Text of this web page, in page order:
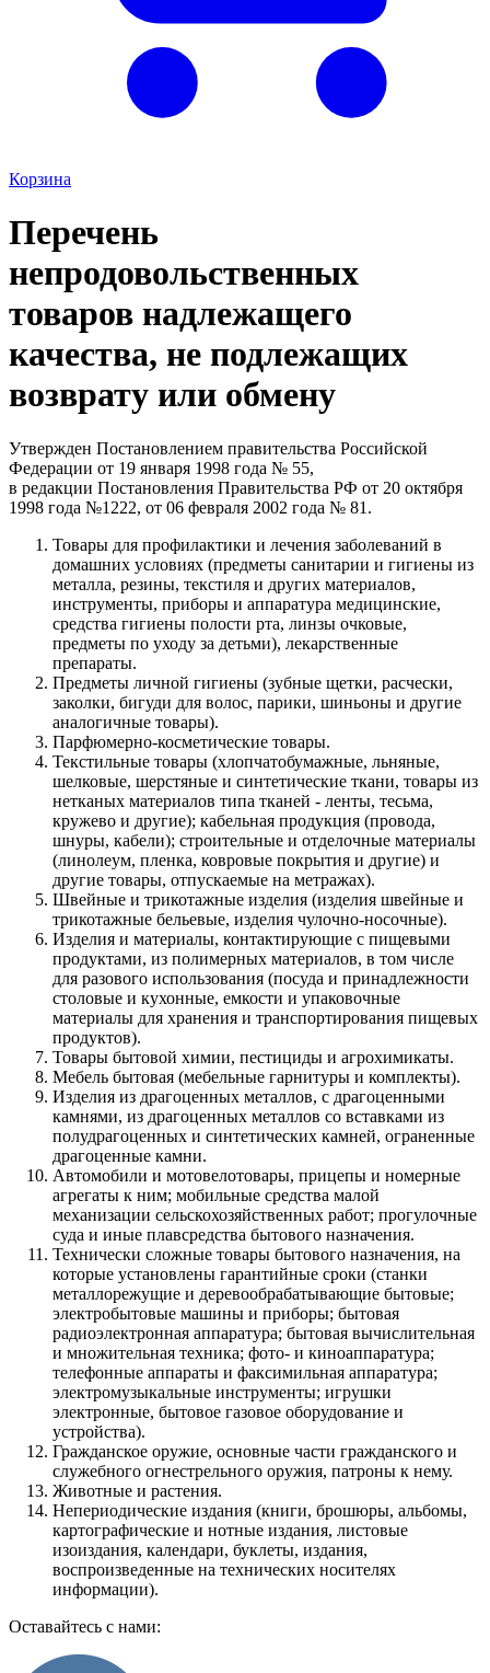
Корзина
Перечень
непродовольственных
товаров надлежащего
качества, не подлежащих
возврату или обмену
Утвержден Постановлением правительства Российской
Федерации от 19 января 1998 года № 55,
в редакции Постановления Правительства РФ от 20 октября
1998 года №1222, от 06 февраля 2002 года № 81.
Товары для профилактики и лечения заболеваний в
домашних условиях (предметы санитарии и гигиены из
металла, резины, текстиля и других материалов,
инструменты, приборы и аппаратура медицинские,
средства гигиены полости рта, линзы очковые,
предметы по уходу за детьми), лекарственные
препараты.
Предметы личной гигиены (зубные щетки, расчески,
заколки, бигуди для волос, парики, шиньоны и другие
аналогичные товары).
Парфюмерно-косметические товары.
Текстильные товары (хлопчатобумажные, льняные,
шелковые, шерстяные и синтетические ткани, товары из
нетканых материалов типа тканей - ленты, тесьма,
кружево и другие); кабельная продукция (провода,
шнуры, кабели); строительные и отделочные материалы
(линолеум, пленка, ковровые покрытия и другие) и
другие товары, отпускаемые на метражах).
Швейные и трикотажные изделия (изделия швейные и
трикотажные бельевые, изделия чулочно-носочные).
Изделия и материалы, контактирующие с пищевыми
продуктами, из полимерных материалов, в том числе
для разового использования (посуда и принадлежности
столовые и кухонные, емкости и упаковочные
материалы для хранения и транспортирования пищевых
продуктов).
Товары бытовой химии, пестициды и агрохимикаты.
Мебель бытовая (мебельные гарнитуры и комплекты).
Изделия из драгоценных металлов, с драгоценными
камнями, из драгоценных металлов со вставками из
полудрагоценных и синтетических камней, ограненные
драгоценные камни.
Автомобили и мотовелотовары, прицепы и номерные
агрегаты к ним; мобильные средства малой
механизации сельскохозяйственных работ; прогулочные
суда и иные плавсредства бытового назначения.
Технически сложные товары бытового назначения, на
которые установлены гарантийные сроки (станки
металлорежущие и деревообрабатывающие бытовые;
электробытовые машины и приборы; бытовая
радиоэлектронная аппаратура; бытовая вычислительная
и множительная техника; фото- и киноаппаратура;
телефонные аппараты и факсимильная аппаратура;
электромузыкальные инструменты; игрушки
электронные, бытовое газовое оборудование и
устройства).
Гражданское оружие, основные части гражданского и
служебного огнестрельного оружия, патроны к нему.
Животные и растения.
Непериодические издания (книги, брошюры, альбомы,
картографические и нотные издания, листовые
изоиздания, календари, буклеты, издания,
воспроизведенные на технических носителях
информации).
Оставайтесь с нами: